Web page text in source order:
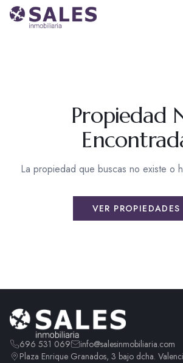
Propiedad
La propiedad que buscas no existe o
VER PROPIEDADES
696 531 069
info@salesinmobiliaria.com
Plaza Enrique Granados, 3 bajo dcha.